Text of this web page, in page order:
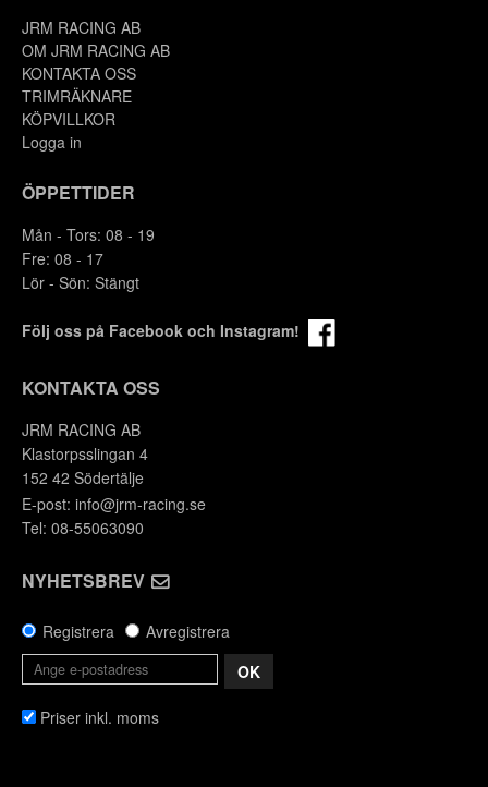
JRM RACING AB
OM JRM RACING AB
KONTAKTA OSS
TRIMRÄKNARE
KÖPVILLKOR
Logga in
ÖPPETTIDER
Mån - Tors: 08 - 19
Fre: 08 - 17
Lör - Sön: Stängt
Följ oss på Facebook och Instagram!
KONTAKTA OSS
JRM RACING AB
Klastorpsslingan 4
152 42 Södertälje
E-post: info@jrm-racing.se
Tel: 08-55063090
NYHETSBREV
Registrera
Avregistrera
OK
Priser inkl. moms